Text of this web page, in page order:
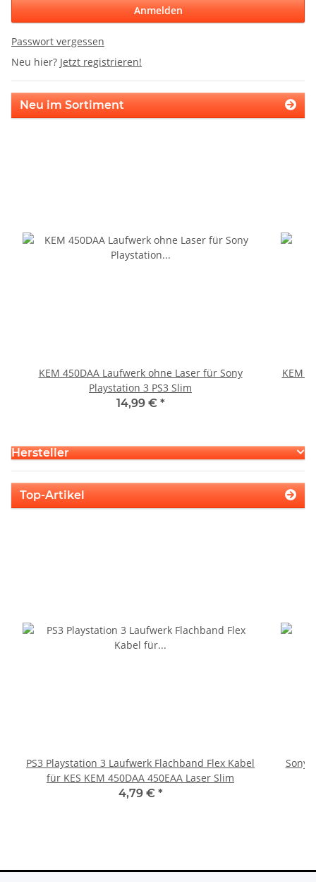
Anmelden
Passwort vergessen
Neu hier? Jetzt registrieren!
Neu im Sortiment
KEM 450DAA Laufwerk ohne Laser für Sony
Playstation 3 PS3 Slim
14,99 € *
KEM
Hersteller
Top-Artikel
PS3 Playstation 3 Laufwerk Flachband Flex Kabel
für KES KEM 450DAA 450EAA Laser Slim
4,79 € *
Sony